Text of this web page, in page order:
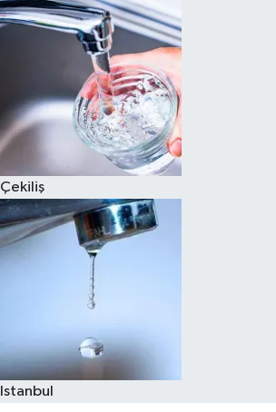
Çekiliş
Istanbul